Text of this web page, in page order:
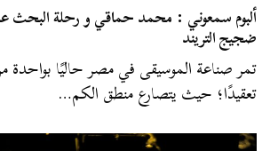
ألبوم سمعوني : محمد حماقي و رحلة
ضجيج التريند
تمر صناعة الموسيقى في مصر حاليًا بواحدة
تعقيدًا؛ حيث يتصارع منطق الكم…